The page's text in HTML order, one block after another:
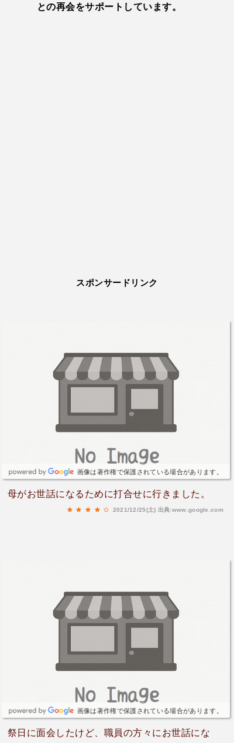
との再会をサポートしています。
スポンサードリンク
画像は著作権で保護されている場合があります。
母がお世話になるために打合せに行きました。
2021/12/25(土) 出典:www.google.com
画像は著作権で保護されている場合があります。
祭日に面会したけど、職員の方々にお世話にな